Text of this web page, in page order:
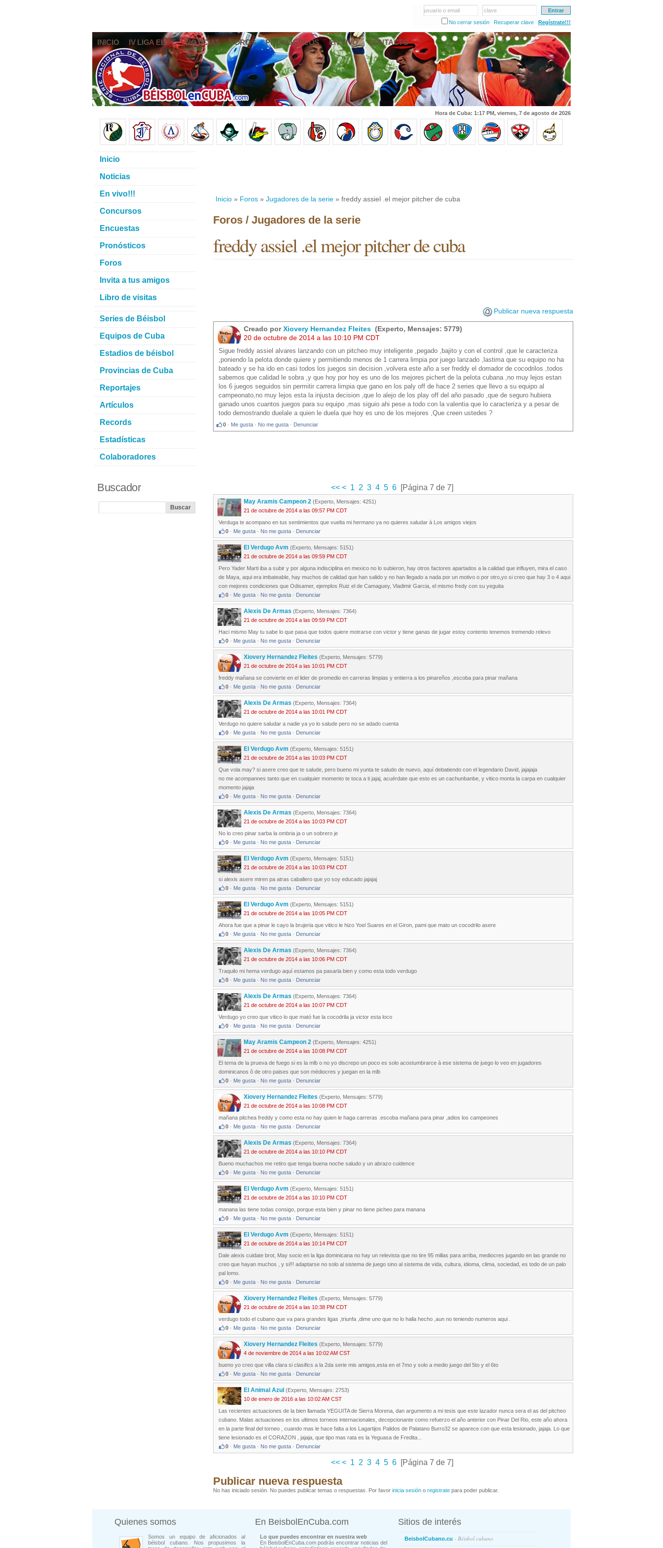
usuario o email
clave
No cerrar sesión
Recuperar clave Regístrate!!!
INICIO IV LIGA ELITE NOTICIAS FOROS PRONÓSTICOS EN VIVO CONTACTO
Hora de Cuba: 1:17 PM, viernes, 7 de agosto de 2026
Inicio » Foros » Jugadores de la serie » freddy assiel .el mejor pitcher de cuba
Foros / Jugadores de la serie
freddy assiel .el mejor pitcher de cuba
Publicar nueva respuesta
Creado porXiovery Hernandez Fleites (Experto, Mensajes: 5779)
20 de octubre de 2014 a las 10:10 PM CDT
Sigue freddy assiel alvares lanzando con un pitcheo muy inteligente ,pegado ,bajito y con el control ,que le caracteriza
,poniendo la pelota donde quiere y permitiendo menos de 1 carrera limpia por juego lanzado ,lastima que su equipo no ha
bateado y se ha ido en casi todos los juegos sin decision ,volvera este año a ser freddy el domador de cocodrilos ,todos
sabemos que calidad le sobra ,y que hoy por hoy es uno de los mejores pichert de la pelota cubana ,no muy lejos estan
los 6 juegos seguidos sin permitir carrera limpia que gano en los paly off de hace 2 series que llevo a su equipo al
campeonato,no muy lejos esta la injusta decision ,que lo alejo de los play off del año pasado ,que de seguro hubiera
ganado unos cuantos juegos para su equipo ,mas siguio ahi pese a todo con la valentia que lo caracteriza y a pesar de
todo demostrando duelale a quien le duela que hoy es uno de los mejores ,Que creen ustedes ?
0 · Me gusta · No me gusta · Denunciar
<< < 1 2 3 4 5 6 [Página 7 de 7]
May Aramis Campeon 2 (Experto, Mensajes: 4251)
21 de octubre de 2014 a las 09:57 PM CDT
Verduga te acompano en tus sentimientos que vuelta mi hermano ya no quieres saludar à Los amigos viejos
0 · Me gusta · No me gusta · Denunciar
El Verdugo Avm (Experto, Mensajes: 5151)
21 de octubre de 2014 a las 09:59 PM CDT
Pero Yader Marti iba a subir y por alguna indisciplina en mexico no lo subieron, hay otros factores apartados a la calidad que influyen, mira el caso
de Maya, aqui era imbateable, hay muchos de calidad que han salido y no han llegado a nada por un motivo o por otro,yo si creo que hay 3 o 4 aqui
con mejores condiciones que Odisamer, ejemplos Ruiz el de Camaguey, Vladimir Garcia, el mismo fredy con su yeguita
0 · Me gusta · No me gusta · Denunciar
Alexis De Armas (Experto, Mensajes: 7364)
21 de octubre de 2014 a las 09:59 PM CDT
Haci mismo May tu sabe lo que pasa que todos quiere motrarse con victor y tiene ganas de jugar estoy contento tenemos tremendo relevo
0 · Me gusta · No me gusta · Denunciar
Xiovery Hernandez Fleites (Experto, Mensajes: 5779)
21 de octubre de 2014 a las 10:01 PM CDT
freddy mañana se convierte en el lider de promedio en carreras limpias y entierra a los pinareños ,escoba para pinar mañana
0 · Me gusta · No me gusta · Denunciar
Alexis De Armas (Experto, Mensajes: 7364)
21 de octubre de 2014 a las 10:01 PM CDT
Verdugo no quiere saludar a nadie ya yo lo salude pero no se adado cuenta
0 · Me gusta · No me gusta · Denunciar
El Verdugo Avm (Experto, Mensajes: 5151)
21 de octubre de 2014 a las 10:03 PM CDT
Que vola may? si asere creo que te salude, pero bueno mi yunta te saludo de nuevo, aquí debatiendo con el legendario David, jajajaja
no me acompannes tanto que en cualquier momento te toca a ti jajaj, acuérdate que esto es un cachunbanbe, y vitico monta la carpa en cualquier
momento jajaja
0 · Me gusta · No me gusta · Denunciar
Alexis De Armas (Experto, Mensajes: 7364)
21 de octubre de 2014 a las 10:03 PM CDT
No lo creo pinar sarba la ombria ja o un sobrero je
0 · Me gusta · No me gusta · Denunciar
El Verdugo Avm (Experto, Mensajes: 5151)
21 de octubre de 2014 a las 10:03 PM CDT
si alexis asere miren pa atras caballero que yo soy educado jajajaj
0 · Me gusta · No me gusta · Denunciar
El Verdugo Avm (Experto, Mensajes: 5151)
21 de octubre de 2014 a las 10:05 PM CDT
Ahora fue que a pinar le cayo la brujeria que vitico le hizo Yoel Suares en el Giron, pami que mato un cocodrilo asere
0 · Me gusta · No me gusta · Denunciar
Alexis De Armas (Experto, Mensajes: 7364)
21 de octubre de 2014 a las 10:06 PM CDT
Traquilo mi hema verdugo aquí estamos pa pasarla bien y como esta todo verdugo
0 · Me gusta · No me gusta · Denunciar
Alexis De Armas (Experto, Mensajes: 7364)
21 de octubre de 2014 a las 10:07 PM CDT
Verdugo yo creo que vitico lo que mató fue la cocodrila ja victor esta loco
0 · Me gusta · No me gusta · Denunciar
May Aramis Campeon 2 (Experto, Mensajes: 4251)
21 de octubre de 2014 a las 10:08 PM CDT
El tema de la prueva de fuego si es la mlb o no yo discrepo un poco es solo acostumbrarce à ese sistema de juego lo veo en jugadores
dominicanos ô de otro paises que son médiocres y juegan en la mlb
0 · Me gusta · No me gusta · Denunciar
Xiovery Hernandez Fleites (Experto, Mensajes: 5779)
21 de octubre de 2014 a las 10:08 PM CDT
mañana pitchea freddy y como esta no hay quien le haga carreras .escoba mañana para pinar ,adios los campeones
0 · Me gusta · No me gusta · Denunciar
Alexis De Armas (Experto, Mensajes: 7364)
21 de octubre de 2014 a las 10:10 PM CDT
Bueno muchachos me retiro que tenga buena noche saludo y un abrazo cuidence
0 · Me gusta · No me gusta · Denunciar
El Verdugo Avm (Experto, Mensajes: 5151)
21 de octubre de 2014 a las 10:10 PM CDT
manana las tiene todas consigo, porque esta bien y pinar no tiene picheo para manana
0 · Me gusta · No me gusta · Denunciar
El Verdugo Avm (Experto, Mensajes: 5151)
21 de octubre de 2014 a las 10:14 PM CDT
Dale alexis cuidate brot, May socio en la liga dominicana no hay un relevista que no tire 95 millas para arriba, mediocres jugando en las grande no
creo que hayan muchos , y si!!! adaptarse no solo al sistema de juego sino al sistema de vida, cultura, idioma, clima, sociedad, es todo de un palo
pal lomo.
0 · Me gusta · No me gusta · Denunciar
Xiovery Hernandez Fleites (Experto, Mensajes: 5779)
21 de octubre de 2014 a las 10:38 PM CDT
verdugo todo el cubano que va para grandes ligas ,triunfa ,dime uno que no lo halla hecho ,aun no teniendo numeros aqui .
0 · Me gusta · No me gusta · Denunciar
Xiovery Hernandez Fleites (Experto, Mensajes: 5779)
4 de noviembre de 2014 a las 10:02 AM CST
bueno yo creo que villa clara si clasifics a la 2da serie mis amigos,esta en el 7mo y solo a medio juego del 5to y el 6to
0 · Me gusta · No me gusta · Denunciar
El Animal Azul (Experto, Mensajes: 2753)
10 de enero de 2016 a las 10:02 AM CST
Las recientes actuaciones de la bien llamada YEGUITA de Sierra Morena, dan argumento a mi tesis que este lazador nunca sera el as del pitcheo
cubano. Malas actuaciones en los ultimos torneos internacionales, decepcionante como refuerzo el año anterior con Pinar Del Rio, este año ahora
en la parte final del torneo , cuando mas le hace falta a los Lagartijos Palidos de Palatano Burro32 se aparece con que esta lesionado, jajaja. Lo que
tiene lesionado es el CORAZON , jajaja, que tipo mas rata es la Yeguasa de Fredita...
0 · Me gusta · No me gusta · Denunciar
<< < 1 2 3 4 5 6 [Página 7 de 7]
Publicar nueva respuesta
No has iniciado sesión. No puedes publicar temas o respuestas. Por favor inicia sesión o registrate para poder publicar.
Inicio
Noticias
En vivo!!!
Concursos
Encuestas
Pronósticos
Foros
Invita a tus amigos
Libro de visitas
Series de Béisbol
Equipos de Cuba
Estadios de béisbol
Provincias de Cuba
Reportajes
Artículos
Records
Estadísticas
Colaboradores
Buscador
Quienes somos
Somos un equipo de aficionados al
béisbol cubano. Nos propusimos la
En BeisbolEnCuba.com
Lo que puedes encontrar en nuestra web
En BeisbolEnCuba.com podrás encontrar noticias del
Sitios de interés
BeisbolCubano.cu - Béisbol cubano